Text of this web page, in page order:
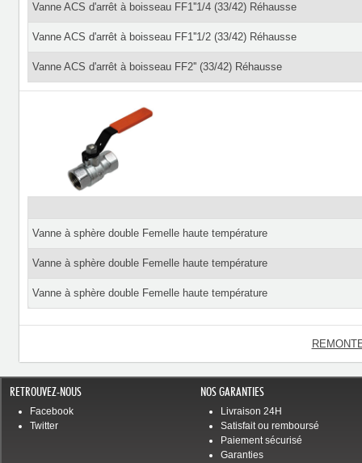
Vanne ACS d'arrêt à boisseau FF1''1/4 (33/42) Réhausse
Vanne ACS d'arrêt à boisseau FF1''1/2 (33/42) Réhausse
Vanne ACS d'arrêt à boisseau FF2'' (33/42) Réhausse
Vanne à sphère double Femelle haute température
Vanne à sphère double Femelle haute température
Vanne à sphère double Femelle haute température
RETROUVEZ-NOUS
Facebook
Twitter
NOS GARANTIES
Livraison 24H
Satisfait ou remboursé
Paiement sécurisé
Garanties